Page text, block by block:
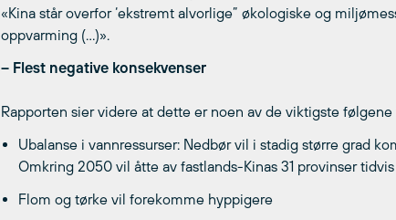
«Kina står overfor ‘ekstremt alvorlige” økologiske og
oppvarming (…)».
– Flest negative konsekvenser
Rapporten sier videre at dette er noen av de viktigste følgene
Ubalanse i vannressurser: Nedbør vil i stadig større grad
Omkring 2050 vil åtte av fastlands-Kinas 31 provinser
Flom og tørke vil forekomme hyppigere